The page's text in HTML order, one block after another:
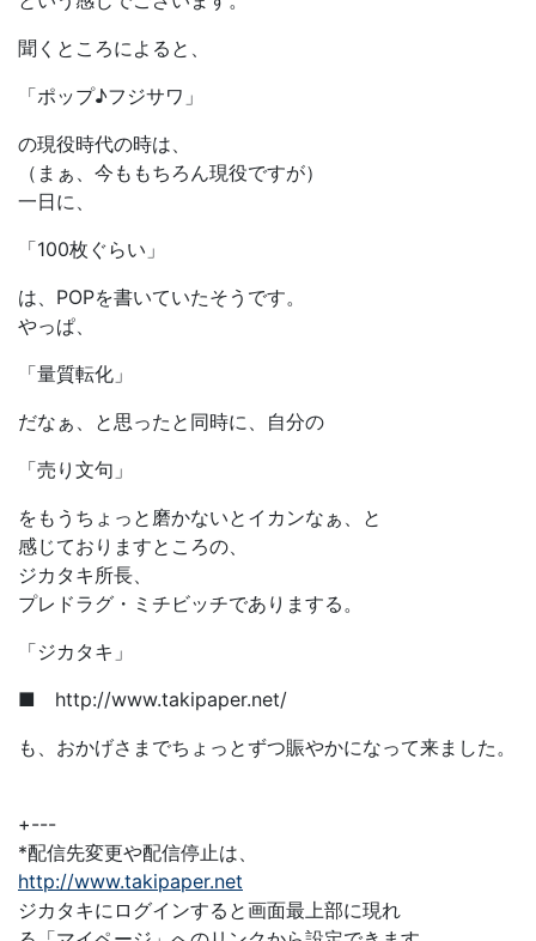
聞くところによると、
「ポップ♪フジサワ」
の現役時代の時は、
（まぁ、今ももちろん現役ですが）
一日に、
「100枚ぐらい」
は、POPを書いていたそうです。
やっぱ、
「量質転化」
だなぁ、と思ったと同時に、自分の
「売り文句」
をもうちょっと磨かないとイカンなぁ、と
感じておりますところの、
ジカタキ所長、
プレドラグ・ミチビッチでありまする。
「ジカタキ」
■ http://www.takipaper.net/
も、おかげさまでちょっとずつ賑やかになって来ました。
+---
*配信先変更や配信停止は、
http://www.takipaper.net
ジカタキにログインすると画面最上部に現れ